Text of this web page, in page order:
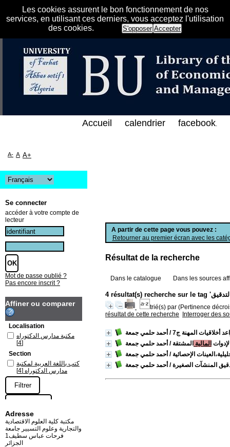
Les cookies assurent le bon fonctionnement de nos
services, en utilisant ces derniers, vous acceptez l'utilisation
des cookies.
S'opposer Accepter
الإلكتروني على الخط المباشر لمكتبة كلية
A partir de cette page vous pouvez :
Retourner au premier écran avec les
Résultat de la recherche
Dans le catalogue Dans les sources
trié(s) par (Pertinence
résultat de cette recherche
Interroger des
أخلاقيات المهنة ج7
/ أحمد حلمي جمعة
المالية المشتقة / أحمد حلمي جمعة
الإحصائية / أحمد حلمي جمعة
المنشآت الصغيرة/ أحمد حلمي جمعة
Accueil calendrier facebook.
A- A A+
Se connecter
accéder à votre compte de
lecteur
Mot de passe oublié ?
Pas encore inscrit ?
Affiner ou comparer
Localisation
مكتبة مدارس الدكتوراه
[4]
Section
كتب باللغة العربية لمكتبة
مدارس الدكتوراه [4]
Adresse
مكتبة كلية العلوم الاقتصادية
والتجارية وعلوم التسيير جامعة
فرحات عباس سطيف1
الجزائر